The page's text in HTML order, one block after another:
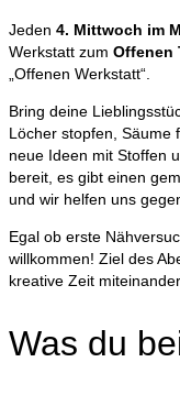
Jeden 4. Mittwoch im
Werkstatt zum Offenen
„Offenen Werkstatt“.
Bring deine
Löcher stopfen, Säume
neue Ideen mit Stoffen
bereit, es gibt einen
und wir helfen uns
Egal ob erste
willkommen! Ziel des
kreative Zeit
Was du